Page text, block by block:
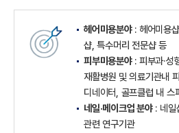
헤어미용분야: 헤어미용
샵, 특수머리 전문샵 등
피부미용분야: 피부과·성
재활병원 및 의료기관내
디네이터, 골프클럽 내
네일·메이크업 분야: 네일
관련 연구기관